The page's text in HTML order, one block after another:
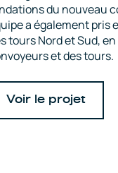
du nouveau
a également pris
tours Nord et Sud,
et des tours.
Voir le projet